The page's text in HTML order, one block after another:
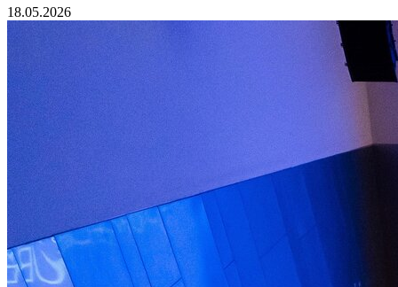
18.05.2026